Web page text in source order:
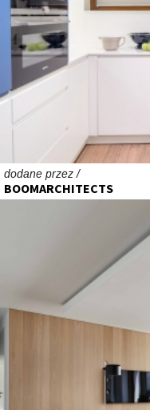
dodane przez /
BOOMARCHITECTS